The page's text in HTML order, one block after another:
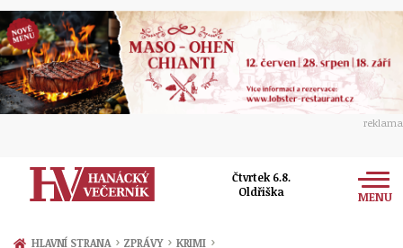
reklama
Čtvrtek 6.8.
Oldřiška
MENU
Zprávy
HLAVNÍ STRANA › ZPRÁVY › KRIMI ›